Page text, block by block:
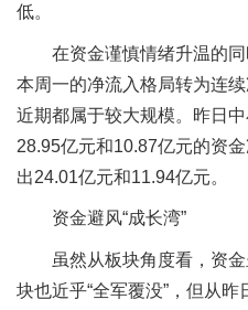
低。
在资金谨慎情绪升温的
本周一的净流入格局转为连
近期都属于较大规模。昨日
28.95亿元和10.87亿元的资
出24.01亿元和11.94亿元。
资金避风“成长湾”
虽然从板块角度看，资
块也近乎“全军覆没”，但从